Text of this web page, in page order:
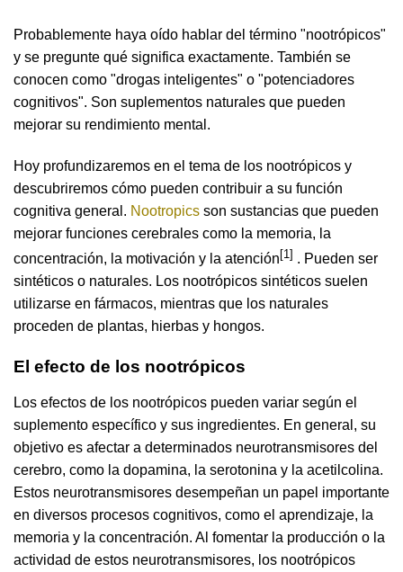
Probablemente haya oído hablar del término "nootrópicos"
y se pregunte qué significa exactamente. También se
conocen como "drogas inteligentes" o "potenciadores
cognitivos". Son suplementos naturales que pueden
mejorar su rendimiento mental.
Hoy profundizaremos en el tema de los nootrópicos y
descubriremos cómo pueden contribuir a su función
cognitiva general. Nootropics son sustancias que pueden
mejorar funciones cerebrales como la memoria, la
concentración, la motivación y la atención [1] . Pueden ser
sintéticos o naturales. Los nootrópicos sintéticos suelen
utilizarse en fármacos, mientras que los naturales
proceden de plantas, hierbas y hongos.
El efecto de los nootrópicos
Los efectos de los nootrópicos pueden variar según el
suplemento específico y sus ingredientes. En general, su
objetivo es afectar a determinados neurotransmisores del
cerebro, como la dopamina, la serotonina y la acetilcolina.
Estos neurotransmisores desempeñan un papel importante
en diversos procesos cognitivos, como el aprendizaje, la
memoria y la concentración. Al fomentar la producción o la
actividad de estos neurotransmisores, los nootrópicos